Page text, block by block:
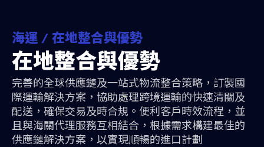
海運 / 在地整合與優勢
在地整合與優勢
完善的全球供應鏈及一站式物流整合策略，訂製國
際運輸解決方案，協助處理跨境運輸的快速清關及
配送，確保交易及時合規。便利客戶時效流程，並
且與海關代理服務互相結合，根據需求構建最佳的
供應鏈解決方案，以實現順暢的進口計劃